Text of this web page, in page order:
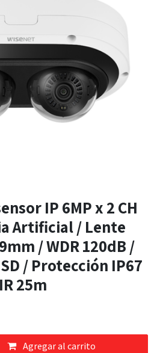
IP 6MP x 2 CH
Artificial / Lente
/ WDR 120dB /
/ Protección IP67
25m
Agregar al carrito